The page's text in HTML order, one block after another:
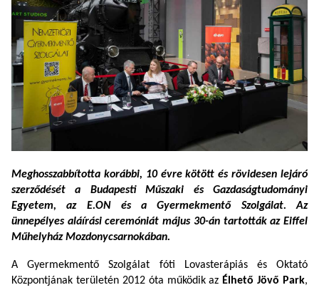
Meghosszabbította korábbi, 10 évre kötött és rövidesen lejáró
szerződését a Budapesti Műszaki és Gazdaságtudományi
Egyetem, az E.ON és a Gyermekmentő Szolgálat. Az
ünnepélyes aláírási ceremóniát május 30-án tartották az Eiffel
Műhelyház Mozdonycsarnokában.
A Gyermekmentő Szolgálat fóti Lovasterápiás és Oktató
Központjának területén 2012 óta működik az Élhető Jövő Park,